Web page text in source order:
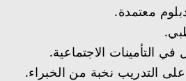
معتمدة.
في التأمينات الاجتماعية.
التدريب نخبة من الخبراء.